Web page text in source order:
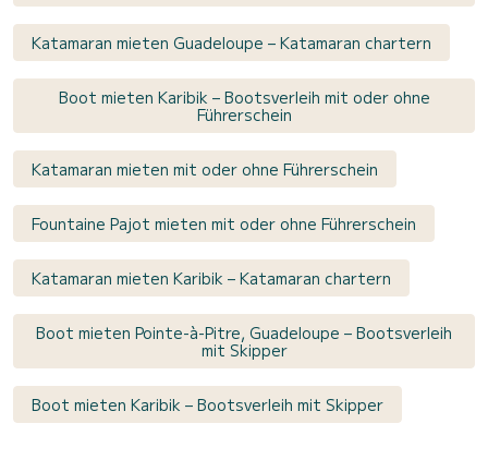
Katamaran mieten Guadeloupe – Katamaran chartern
Boot mieten Karibik – Bootsverleih mit oder ohne
Führerschein
Katamaran mieten mit oder ohne Führerschein
Fountaine Pajot mieten mit oder ohne Führerschein
Katamaran mieten Karibik – Katamaran chartern
Boot mieten Pointe-à-Pitre, Guadeloupe – Bootsverleih
mit Skipper
Boot mieten Karibik – Bootsverleih mit Skipper